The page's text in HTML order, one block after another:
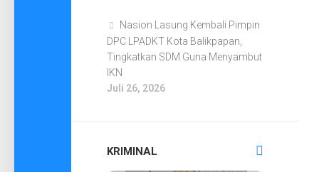
Nasion Lasung Kembali Pimpin
DPC LPADKT Kota Balikpapan,
Tingkatkan SDM Guna Menyambut
IKN
Juli 26, 2026
KRIMINAL